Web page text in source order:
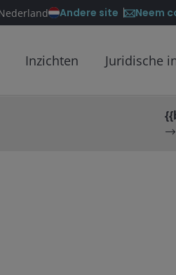
Andere site Neem
Inzichten Juridische